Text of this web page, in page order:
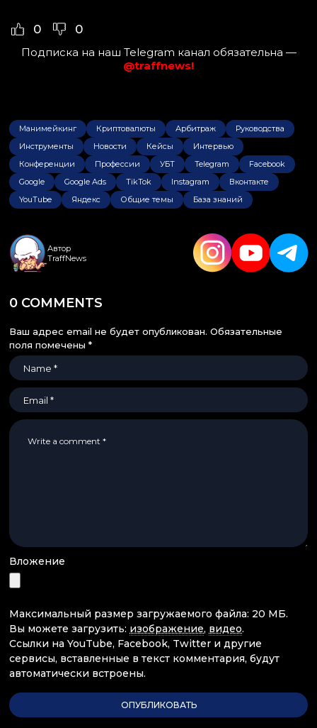
0 0
Подписка на наш Telegram канал обязательна —
@traffnews!
Манимейкинг Криптовалюты Арбитраж
Руководства
Инструменты
Новости Кейсы
Интервью
Конференции
Профессии УБТ Telegram
Facebook
Google
Google Ads TikTok Instagram
Вконтакте
YouTube
Яндекс Общие темы База знаний
Автор
TraffNews
0 COMMENTS
Ваш адрес email не будет опубликован. Обязательные
поля помечены *
Вложение
Максимальный размер загружаемого файла: 20 МБ.
Вы можете загрузить: изображение, видео.
Ссылки на YouTube, Facebook, Twitter и другие
сервисы, вставленные в текст комментария, будут
автоматически встроены.